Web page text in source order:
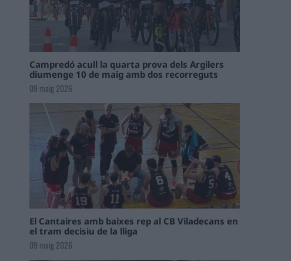
Campredó acull la quarta prova dels Argilers
diumenge 10 de maig amb dos recorreguts
09 maig 2026
El Cantaires amb baixes rep al CB Viladecans en
el tram decisiu de la lliga
09 maig 2026